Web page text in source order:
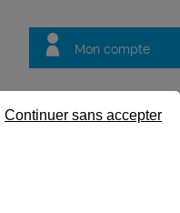
Mon compte
questions
Continuer sans accepter